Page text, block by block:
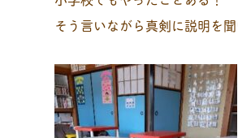
そう言いながら真剣に説明を